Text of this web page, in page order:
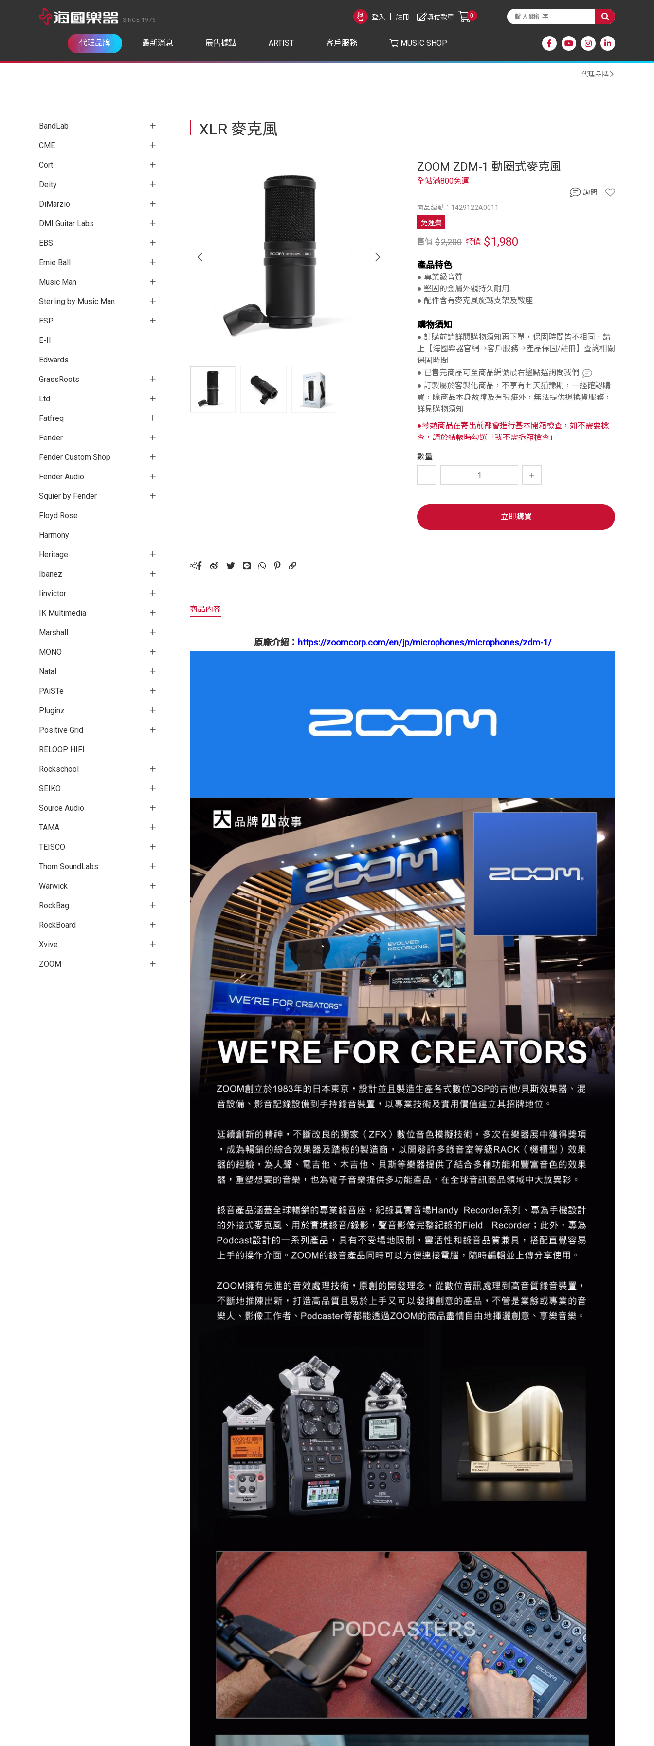
SINCE 1976 登入 註冊 0
填付款單
代理品牌 最新消息 展售據點 ARTIST 客戶服務 MUSIC SHOP
代理品牌
BandLab
CME
Cort
Deity
DiMarzio
DMI Guitar Labs
EBS
Ernie Ball
Music Man
Sterling by Music Man
ESP
E-II
Edwards
GrassRoots
Ltd
Fatfreq
Fender
Fender Custom Shop
Fender Audio
Squier by Fender
Floyd Rose
Harmony
Heritage
Ibanez
Iinvictor
IK Multimedia
Marshall
MONO
Natal
PAiSTe
Pluginz
Positive Grid
RELOOP HIFI
Rockschool
SEIKO
Source Audio
TAMA
TEISCO
Thorn SoundLabs
Warwick
RockBag
RockBoard
Xvive
ZOOM
XLR 麥克風
ZOOM ZDM-1 動圈式麥克風
商品編號：1429122A0011
全站滿800免運
免運費
售價 $2,200 特價 $1,980
產品特色
● 專業級音質
● 堅固的金屬外觀持久耐用
● 配件含有麥克風旋轉支架及鞍座
購物須知
● 訂購前請詳閱購物須知再下單，保固時間皆不相同，請
上【海國樂器官網→客戶服務→產品保固/註冊】查詢相關
保固時間
● 已售完商品可至商品編號最右邊點選詢問我們
● 訂製屬於客製化商品，不享有七天猶豫期，一經確認購
買，除商品本身故障及有瑕疵外，無法提供退換貨服務，
詳見購物須知
●琴類商品在寄出前都會進行基本開箱檢查，如不需要檢
查，請於結帳時勾選「我不需拆箱檢查」
數量
立即購買
詢問
商品內容
原廠介紹： https://zoomcorp.com/en/jp/microphones/microphones/zdm-1/